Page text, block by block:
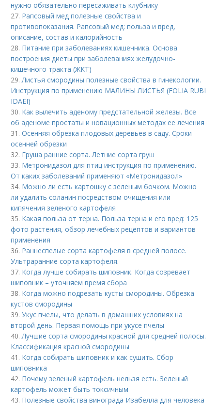
нужно обязательно пересаживать клубнику
27. Рапсовый мед полезные свойства и
противопоказания. Рапсовый мед: польза и вред,
описание, состав и калорийность
28. Питание при заболеваниях кишечника. Основа
построения диеты при заболеваниях желудочно-
кишечного тракта (ЖКТ)
29.Листья смородины полезные свойства в гинекологии.
Инструкция по применению МАЛИНЫ ЛИСТЬЯ (FOLIA RUBI
IDAEI)
30. Как вылечить аденому предстательной железы. Все
об аденоме простаты и новационных методах ее лечения
31.Осенняя обрезка плодовых деревьев в саду. Сроки
осенней обрезки
32. Груша ранние сорта. Летние сорта груш
33. Метронидазол для птиц инструкция по применению.
От каких заболеваний применяют «Метронидазол»
34. Можно ли есть картошку с зеленым бочком. Можно
ли удалить соланин посредством очищения или
кипячения зеленого картофеля
35. Какая польза от терна. Польза терна и его вред: 125
фото растения, обзор лечебных рецептов и вариантов
применения
36. Раннеспелые сорта картофеля в средней полосе.
Ультраранние сорта картофеля.
37. Когда лучше собирать шиповник. Когда созревает
шиповник – уточняем время сбора
38. Когда можно подрезать кусты смородины. Обрезка
кустов смородины
39.Укус пчелы, что делать в домашних условиях на
второй день. Первая помощь при укусе пчелы
40.Лучшие сорта смородины красной для средней полосы.
Классификация красной смородины
41. Когда собирать шиповник и как сушить. Сбор
шиповника
42. Почему зеленый картофель нельзя есть. Зеленый
картофель может быть токсичным
43. Полезные свойства винограда Изабелла для человека